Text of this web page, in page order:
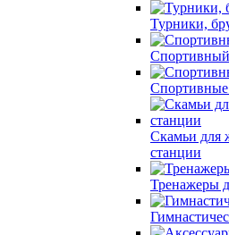
Турники,
Спортивные
Скамьи для
станции
Тренажеры